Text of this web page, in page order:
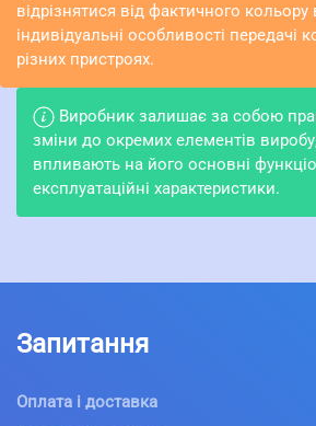
відрізнятися від фактичного кольору
індивідуальні особливості передачі
різних пристроях.
Виробник залишає за собою
зміни до окремих елементів
впливають на його основні
експлуатаційні характеристики.
Запитання
Оплата і доставка